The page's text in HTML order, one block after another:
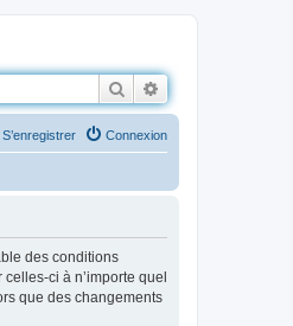
Rechercher
Connexion
S’enregistrer
des conditions
ci à n’importe quel
que des changements